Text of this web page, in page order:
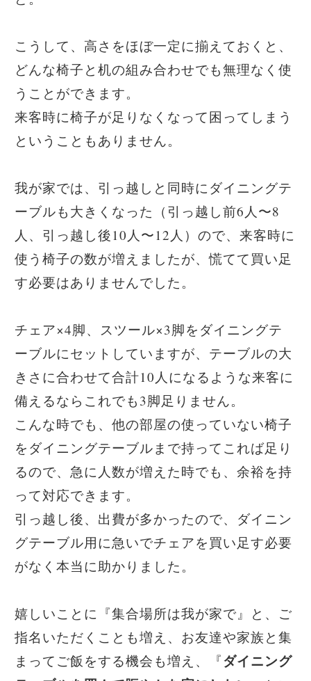
こうして、高さをほぼ一定に揃えておくと、
どんな椅子と机の組み合わせでも無理なく使
うことができます。
来客時に椅子が足りなくなって困ってしまう
ということもありません。
我が家では、引っ越しと同時にダイニングテ
ーブルも大きくなった（引っ越し前6人〜8
人、引っ越し後10人〜12人）ので、来客時に
使う椅子の数が増えましたが、慌てて買い足
す必要はありませんでした。
チェア×4脚、スツール×3脚をダイニングテ
ーブルにセットしていますが、テーブルの大
きさに合わせて合計10人になるような来客に
備えるならこれでも3脚足りません。
こんな時でも、他の部屋の使っていない椅子
をダイニングテーブルまで持ってこれば足り
るので、急に人数が増えた時でも、余裕を持
って対応できます。
引っ越し後、出費が多かったので、ダイニン
グテーブル用に急いでチェアを買い足す必要
がなく本当に助かりました。
嬉しいことに『集合場所は我が家で』と、ご
指名いただくことも増え、お友達や家族と集
まってご飯をする機会も増え、『ダイニング